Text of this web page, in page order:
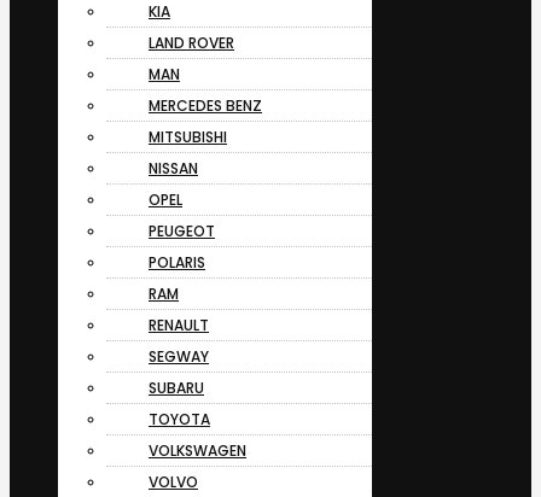
KIA
LAND ROVER
MAN
MERCEDES BENZ
MITSUBISHI
NISSAN
OPEL
PEUGEOT
POLARIS
RAM
RENAULT
SEGWAY
SUBARU
TOYOTA
VOLKSWAGEN
VOLVO